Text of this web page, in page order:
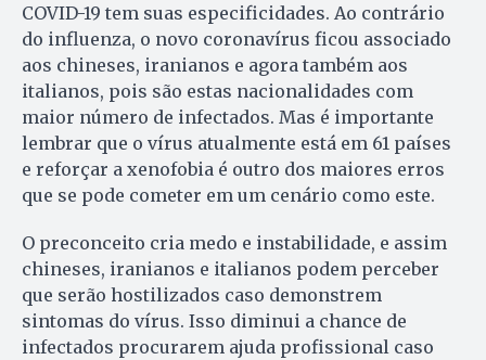
COVID-19 tem suas especificidades. Ao contrário
do influenza, o novo coronavírus ficou associado
aos chineses, iranianos e agora também aos
italianos, pois são estas nacionalidades com
maior número de infectados. Mas é importante
lembrar que o vírus atualmente está em 61 países
e reforçar a xenofobia é outro dos maiores erros
que se pode cometer em um cenário como este.
O preconceito cria medo e instabilidade, e assim
chineses, iranianos e italianos podem perceber
que serão hostilizados caso demonstrem
sintomas do vírus. Isso diminui a chance de
infectados procurarem ajuda profissional caso